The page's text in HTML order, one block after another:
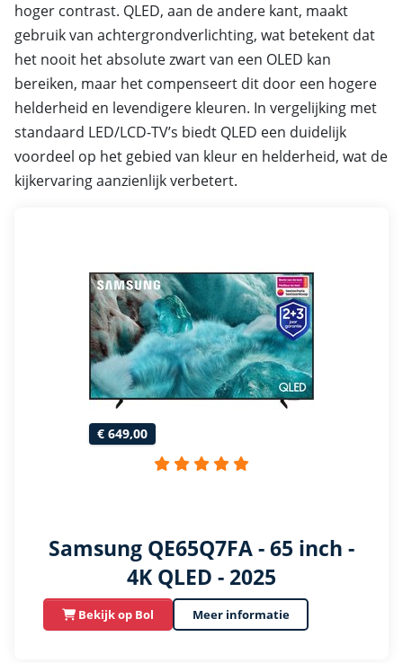
hoger contrast. QLED, aan de andere kant, maakt
gebruik van achtergrondverlichting, wat betekent dat
het nooit het absolute zwart van een OLED kan
bereiken, maar het compenseert dit door een hogere
helderheid en levendigere kleuren. In vergelijking met
standaard LED/LCD-TV’s biedt QLED een duidelijk
voordeel op het gebied van kleur en helderheid, wat de
kijkervaring aanzienlijk verbetert.
€ 649,00
Samsung QE65Q7FA - 65 inch -
4K QLED - 2025
Bekijk op Bol Meer informatie